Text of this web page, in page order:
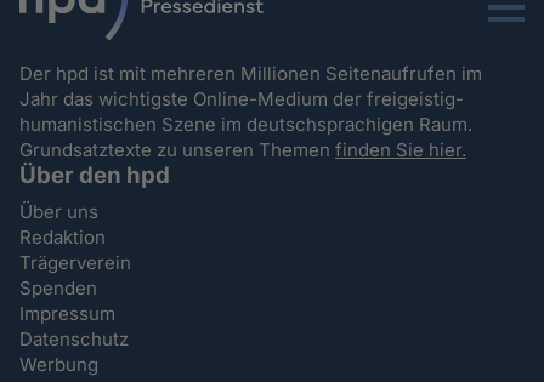
Menu
Der hpd ist mit mehreren Millionen Seitenaufrufen im
Jahr das wichtigste Online-Medium der freigeistig-
humanistischen Szene im deutschsprachigen Raum.
Grundsatztexte zu unseren Themenfinden Sie hier.
Über den hpd
Über uns
Redaktion
Trägerverein
Spenden
Impressum
Datenschutz
Werbung